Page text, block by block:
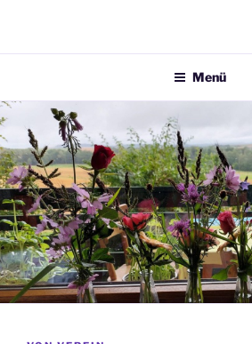
Menü